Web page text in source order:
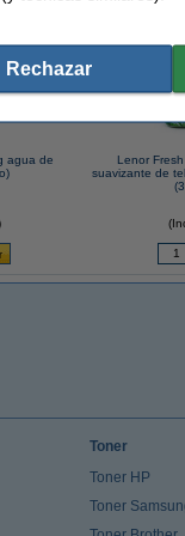
agua de
Lenor
suavizante de
Toner
Toner HP
Toner
Rechazar